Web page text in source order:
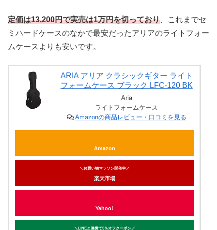
定価は13,200円で実売は1万円を切っており 、これまでセ
ミハードケースのなかで最安だったアリアのライトフォー
ムケースよりも安いです。
ARIA アリア クラシックギター ライト
フォームケース ブラック LFC-120 BK
Aria
ライトフォームケース
Amazonの商品レビュー・口コミを見る
Amazon
＼お買い物マラソン開催中／
楽天市場
Yahoo!
＼LINEと連携で5％オフクーポン／